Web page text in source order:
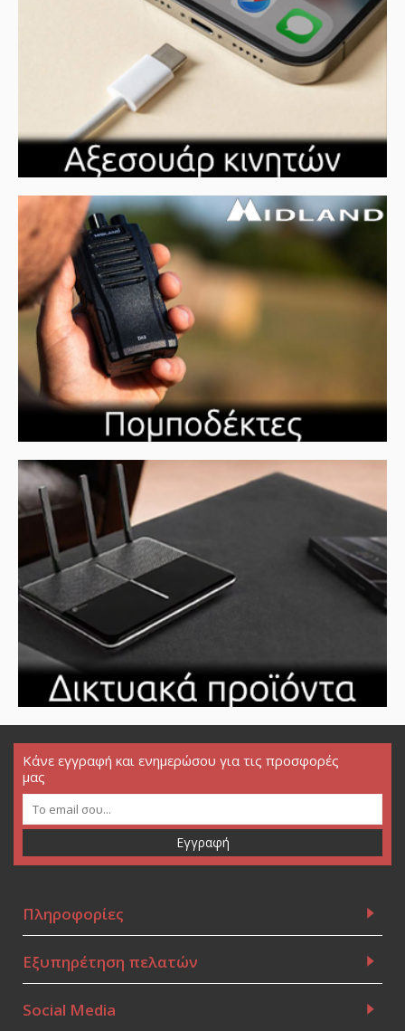
Κάνε εγγραφή και ενημερώσου για τις προσφορές
μας
Εγγραφή
Πληροφορίες
Εξυπηρέτηση πελατών
Social Media